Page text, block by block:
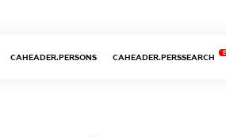
CAHEADER.PERSONS CAHEADER.PERSSEARCH